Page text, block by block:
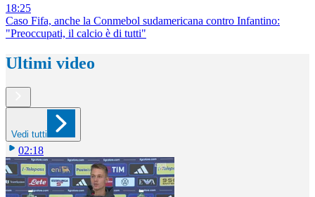
18:25
Caso Fifa, anche la Conmebol sudamericana contro Infantino:
"Preoccupati, il calcio è di tutti"
Ultimi video
Vedi tutti
02:18